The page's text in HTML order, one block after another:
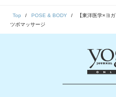
Top POSE & BODY
【東洋医学×ヨ
ツボマッサージ